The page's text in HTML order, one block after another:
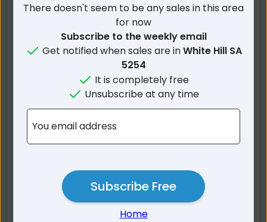
Northern Heights SA
Murray Bridge South SA
Murray Bridge North SA
Swanport SA
Monarto South SA
Riverglades SA
Murray Bridge East SA
Riverglen SA
Pallamana SA
Avoca Dell SA
Toora SA
Brinkley SA
Monteith SA
Murrawong SA
Sunnyside SA
Woods Point SA
Woodlane SA
There doesn't seem to be any sales in this area
for now
Subscribe to the weekly email
Get notified when sales are inWhite Hill SA
5254
It is completely free
Unsubscribe at any time
You email address
Subscribe Free
Home